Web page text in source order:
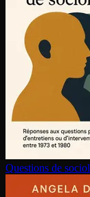
Questions de